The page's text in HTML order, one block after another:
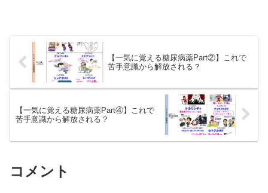
【一気に覚える糖尿病薬Part②】これで
苦手意識から解放される？
【一気に覚える糖尿病薬Part④】これで
苦手意識から解放される？
コメント